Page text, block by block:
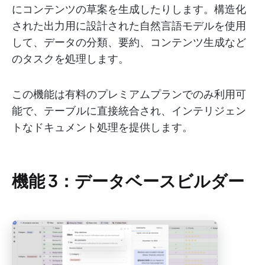
にコンテンツの草案を生成したりします。構造化
された出力用に設計された自然言語モデルを使用
して、データの分類、要約、コンテンツ生成など
のタスクを処理します。
この機能は有料のプレミアムプランでのみ利用可
能で、テーブルに直接統合され、インテリジェン
トなドキュメント処理を提供します。
機能 3：データベースビルダー